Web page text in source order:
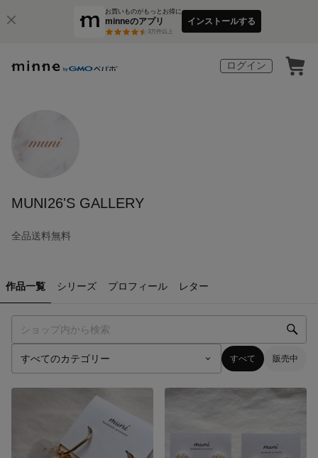
お買いものがもっとお得に
minneのアプリ
3万件以上
インストールする
ログイン
MUNI26'S GALLERY
全品送料無料
作品一覧 シリーズ プロフィール レター
すべて 販売中